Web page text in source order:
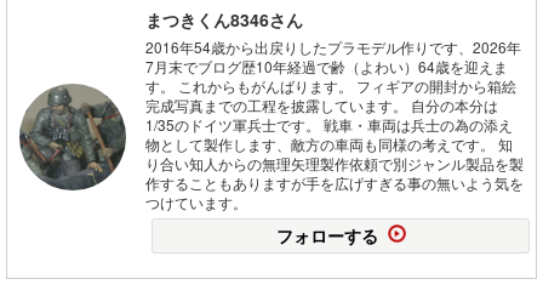
まつきくん8346さん
2016年54歳から出戻りしたプラモデル作りです、2026年
7月末でブログ歴10年経過で齢（よわい）64歳を迎えま
す。 これからもがんばります。 フィギアの開封から箱絵
完成写真までの工程を披露しています。 自分の本分は
1/35のドイツ軍兵士です。 戦車・車両は兵士の為の添え
物として製作します、敵方の車両も同様の考えです。 知
り合い知人からの無理矢理製作依頼で別ジャンル製品を製
作することもありますが手を広げすぎる事の無いよう気を
つけています。
フォローする